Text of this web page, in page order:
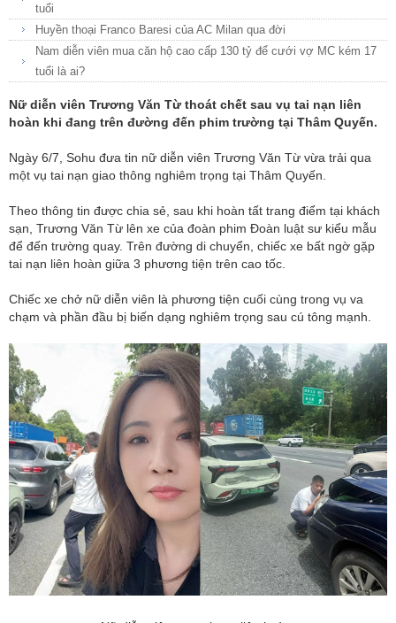
tuổi
Huyền thoại Franco Baresi của AC Milan qua đời
Nam diễn viên mua căn hộ cao cấp 130 tỷ để cưới vợ MC kém 17
tuổi là ai?
Nữ diễn viên Trương Văn Từ thoát chết sau vụ tai nạn liên
hoàn khi đang trên đường đến phim trường tại Thâm Quyến.
Ngày 6/7, Sohu đưa tin nữ diễn viên Trương Văn Từ vừa trải qua
một vụ tai nạn giao thông nghiêm trọng tại Thâm Quyến.
Theo thông tin được chia sẻ, sau khi hoàn tất trang điểm tại khách
sạn, Trương Văn Từ lên xe của đoàn phim Đoàn luật sư kiểu mẫu
để đến trường quay. Trên đường di chuyển, chiếc xe bất ngờ gặp
tai nạn liên hoàn giữa 3 phương tiện trên cao tốc.
Chiếc xe chở nữ diễn viên là phương tiện cuối cùng trong vụ va
chạm và phần đầu bị biến dạng nghiêm trọng sau cú tông mạnh.